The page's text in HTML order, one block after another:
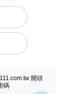
開頭
碼